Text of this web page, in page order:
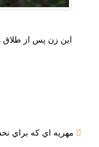
اين زن پس از
مهريه اي كه براي